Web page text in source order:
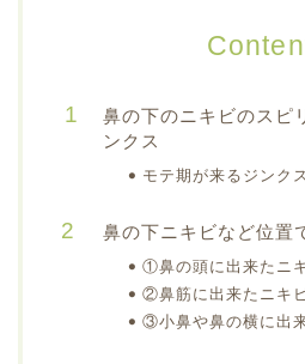
鼻の下のニキビのスピ
ンクス
モテ期が来るジンク
鼻の下ニキビなど位置
①鼻の頭に出来たニ
②鼻筋に出来たニキ
③小鼻や鼻の横に出